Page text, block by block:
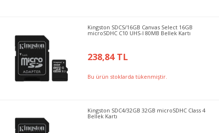
Kingston SDCS/16GB Canvas Select 16GB
microSDHC C10 UHS-I 80MB Bellek Kartı
238,84 TL
Bu ürün stoklarda tükenmiştir.
Kingston SDC4/32GB 32GB microSDHC Class 4
Bellek Kartı